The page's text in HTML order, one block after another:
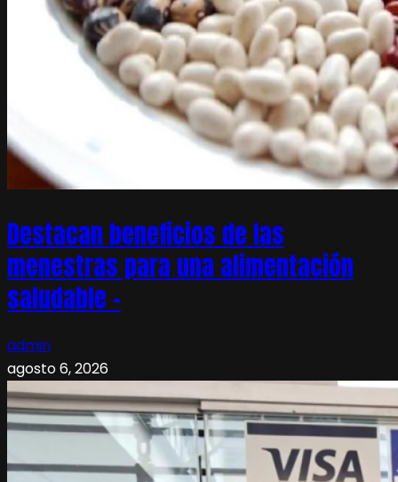
Destacan beneficios de las
menestras para una alimentación
saludable –
admin
agosto 6, 2026